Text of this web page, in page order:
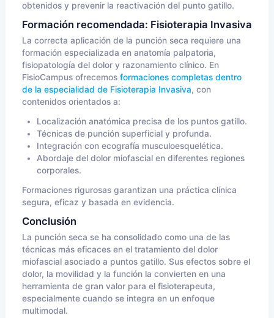
obtenidos y prevenir la reactivación del punto gatillo.
Formación recomendada: Fisioterapia Invasiva
La correcta aplicación de la punción seca requiere una
formación especializada en anatomía palpatoria,
fisiopatología del dolor y razonamiento clínico. En
FisioCampus ofrecemos formaciones completas dentro
de la especialidad de Fisioterapia Invasiva, con
contenidos orientados a:
Localización anatómica precisa de los puntos gatillo.
Técnicas de punción superficial y profunda.
Integración con ecografía musculoesquelética.
Abordaje del dolor miofascial en diferentes regiones
corporales.
Formaciones rigurosas garantizan una práctica clínica
segura, eficaz y basada en evidencia.
Conclusión
La punción seca se ha consolidado como una de las
técnicas más eficaces en el tratamiento del dolor
miofascial asociado a puntos gatillo. Sus efectos sobre el
dolor, la movilidad y la función la convierten en una
herramienta de gran valor para el fisioterapeuta,
especialmente cuando se integra en un enfoque
multimodal.